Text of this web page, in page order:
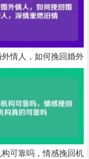
情人，如何挽回婚外
深情重燃旧情
可靠吗，情感挽回机